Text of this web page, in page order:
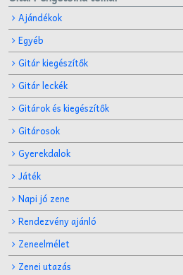
Ajándékok
Egyéb
Gitár kiegészítők
Gitár leckék
Gitárok és kiegészítők
Gitárosok
Gyerekdalok
Játék
Napi jó zene
Rendezvény ajánló
Zeneelmélet
Zenei utazás